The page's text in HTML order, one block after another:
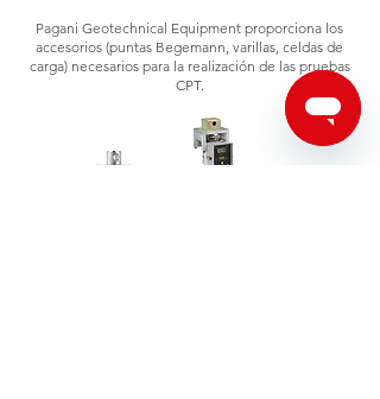
Pagani Geotechnical Equipment proporciona los
accesorios (puntas Begemann, varillas, celdas de
carga) necesarios para la realización de las pruebas
CPT.